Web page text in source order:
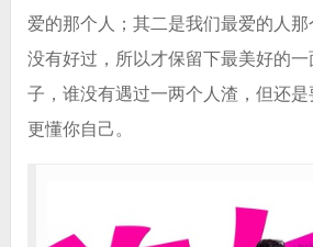
爱的那个人；其二是我们最爱的人
没有好过，所以才保留下最美好的
子，谁没有遇过一两个人渣，但还
更懂你自己。